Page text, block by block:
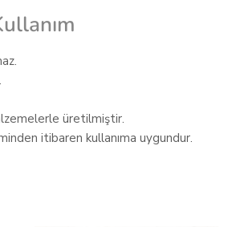
üretilmiştir.
itibaren kullanıma uygundur.